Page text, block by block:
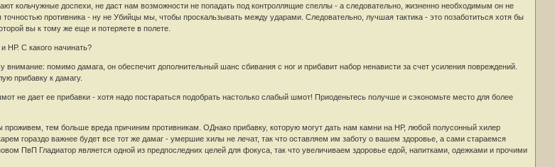
кольчужные доспехи, не даст нам возможности не попадать под контроллящие спеллы - а следовательно, жизненно необходимым он не
противника - ну не Убийцы мы, чтобы проскальзывать между ударами. Следовательно, лучшая тактика - это позаботиться хотя бы
вы к тому же еще и потеряете в полете.
НР. С какого начинать?
внимание: помимо дамага, он обеспечит дополнительный шанс сбивания с ног и прибавит набор ненависти за счет усиления повреждений.
прибавку к дамагу.
не дает ее прибавки - хотя надо постараться подобрать настолько слабый шмот! Приоденьтесь получше и сэкономьте место для более
тем больше вреда причиним противникам. ОДнако прибавку, которую могут дать нам камни на НР, любой полусонный хилер
гораздо важнее будет все тот же дамаг - умершие хилы не лечат, так что оставляем им заботу о вашем здоровье, а сами стараемся
ПвП Гладиатор является одной из предпоследних целей для фокуса, так что увеличиваем здоровье едой, напитками, одежками и прочими